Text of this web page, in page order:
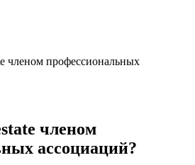
членом профессиональных
членом
ассоциаций?